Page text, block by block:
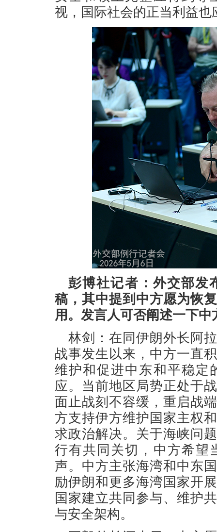
视，国际社会的正当利益也
彭博社记者：外交部发
稿，其中提到中方愿为恢
用。发言人可否阐述一下
林剑：在同伊朗外长阿
战事发生以来，中方一直
维护和促进中东和平稳定
应。当前地区局势正处于
面止战刻不容缓，重启战
方支持伊方维护国家主权
求政治解决。关于海峡问
行有共同关切，中方希望
声。中方主张海湾和中东
励伊朗和更多海湾国家开
国家建立共同参与、维护
与安全架构。